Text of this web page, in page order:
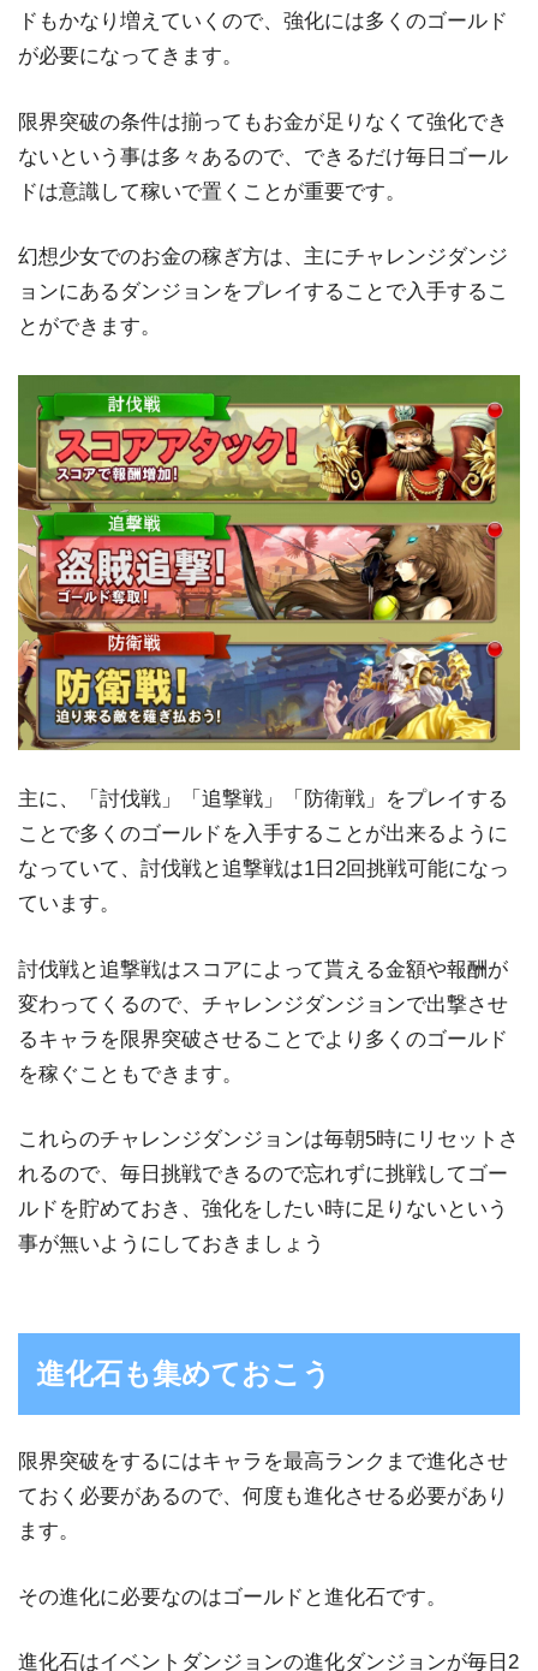
ドもかなり増えていくので、強化には多くのゴールド
が必要になってきます。
限界突破の条件は揃ってもお金が足りなくて強化でき
ないという事は多々あるので、できるだけ毎日ゴール
ドは意識して稼いで置くことが重要です。
幻想少女でのお金の稼ぎ方は、主にチャレンジダンジ
ョンにあるダンジョンをプレイすることで入手するこ
とができます。
主に、「討伐戦」「追撃戦」「防衛戦」をプレイする
ことで多くのゴールドを入手することが出来るように
なっていて、討伐戦と追撃戦は1日2回挑戦可能になっ
ています。
討伐戦と追撃戦はスコアによって貰える金額や報酬が
変わってくるので、チャレンジダンジョンで出撃させ
るキャラを限界突破させることでより多くのゴールド
を稼ぐこともできます。
これらのチャレンジダンジョンは毎朝5時にリセットさ
れるので、毎日挑戦できるので忘れずに挑戦してゴー
ルドを貯めておき、強化をしたい時に足りないという
事が無いようにしておきましょう
進化石も集めておこう
限界突破をするにはキャラを最高ランクまで進化させ
ておく必要があるので、何度も進化させる必要があり
ます。
その進化に必要なのはゴールドと進化石です。
進化石はイベントダンジョンの進化ダンジョンが毎日2